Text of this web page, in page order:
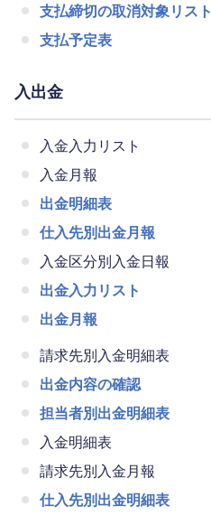
支払締切の取消対象リスト
支払予定表
入出金
入金入力リスト
入金月報
出金明細表
仕入先別出金月報
入金区分別入金日報
出金入力リスト
出金月報
請求先別入金明細表
出金内容の確認
担当者別出金明細表
入金明細表
請求先別入金月報
仕入先別出金明細表